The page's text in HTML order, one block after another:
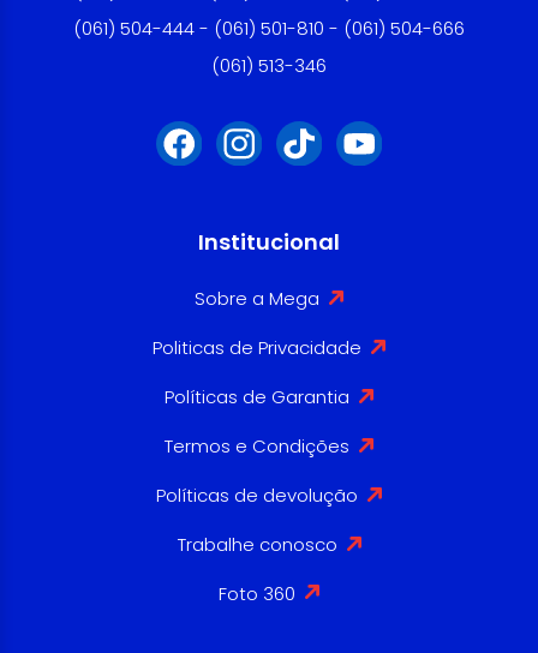
(061) 504-444 - (061) 501-810 - (061) 504-666
(061) 513-346
Institucional
Sobre a Mega
Politicas de Privacidade
Políticas de Garantia
Termos e Condições
Políticas de devolução
Trabalhe conosco
Foto 360